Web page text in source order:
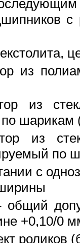
из
из
шарикам
из
по
с
общий
+0,10/0
роликов